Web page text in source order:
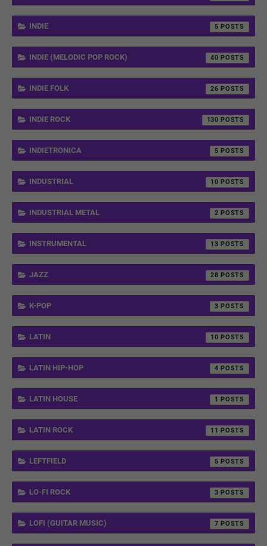
INDIE 5
INDIE (MELODIC POP ROCK) 40
INDIE FOLK 26
INDIE ROCK 130
INDIETRONICA 5
INDUSTRIAL 10
INDUSTRIAL METAL 2
INSTRUMENTAL 13
JAZZ 28
K-POP 3
LATIN 10
LATIN HIP-HOP 4
LATIN HOUSE 1
LATIN ROCK 11
LEFTFIELD 5
LO-FI ROCK 3
LOFI (GUITAR MUSIC) 7